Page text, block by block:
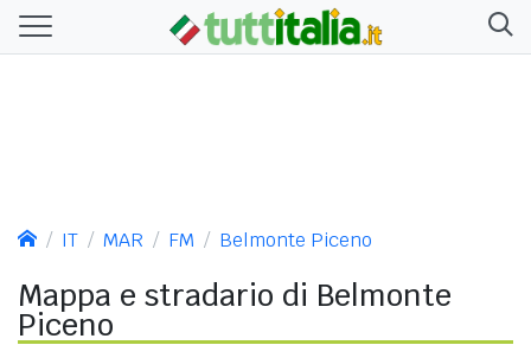
IT MAR FM Belmonte Piceno
Mappa e stradario di Belmonte
Piceno